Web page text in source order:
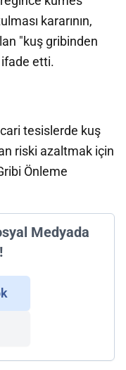
kararının,
"kuş gribinden
ifade etti.
tesislerde kuş
riski azaltmak için
Önleme
Medyada